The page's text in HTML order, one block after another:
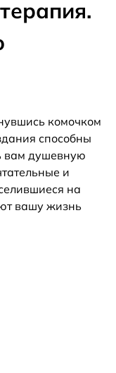
комочком
способны
вам душевную
и
на
вашу жизнь